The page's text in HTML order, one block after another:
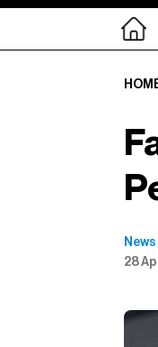
News
28